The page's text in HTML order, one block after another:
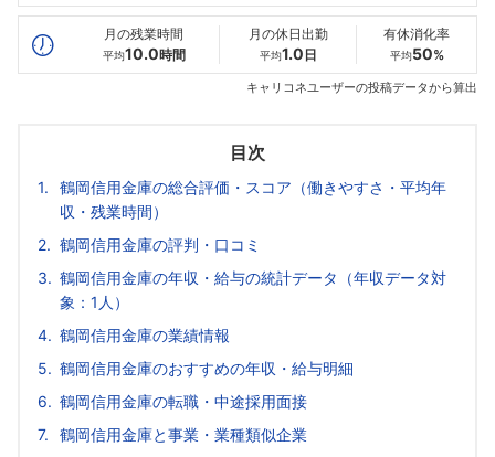
最高年収
--万
379万
--万
月の残業時間
平均10.0時間
月の休日出勤
平均1.0 日
有休消化率
平均50%
キャリコネユーザーの投稿データから算出
目次
鶴岡信用金庫の総合評価・スコア（働きやすさ・平均年
収・残業時間）
鶴岡信用金庫の評判・口コミ
鶴岡信用金庫の年収・給与の統計データ（年収データ対
象：1人）
鶴岡信用金庫の業績情報
鶴岡信用金庫のおすすめの年収・給与明細
鶴岡信用金庫の転職・中途採用面接
鶴岡信用金庫と事業・業種類似企業